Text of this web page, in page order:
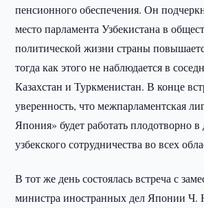
пенсионного обеспечения. Он
место парламента Узбекистана в
политической жизни страны
тогда как этого не наблюдается в
Казахстан и Туркменистан. В конце
уверенность, что межпарламентская
Япония» будет работать плодотворно в
узбекского сотрудничества во всех
В тот же день состоялась встреча с
министра иностранных дел Японии